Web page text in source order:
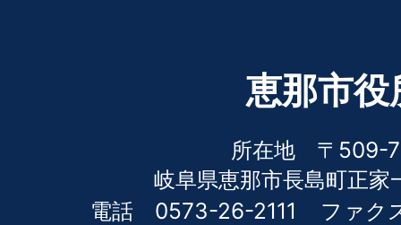
恵那市役
所在地 〒509-
岐阜県恵那市長島町正家
電話 0573-26-2111
ファ